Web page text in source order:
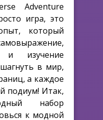
Adventure
игра, это
который
и изучение
в мир,
а каждое
подиум! Итак,
набор
к модной